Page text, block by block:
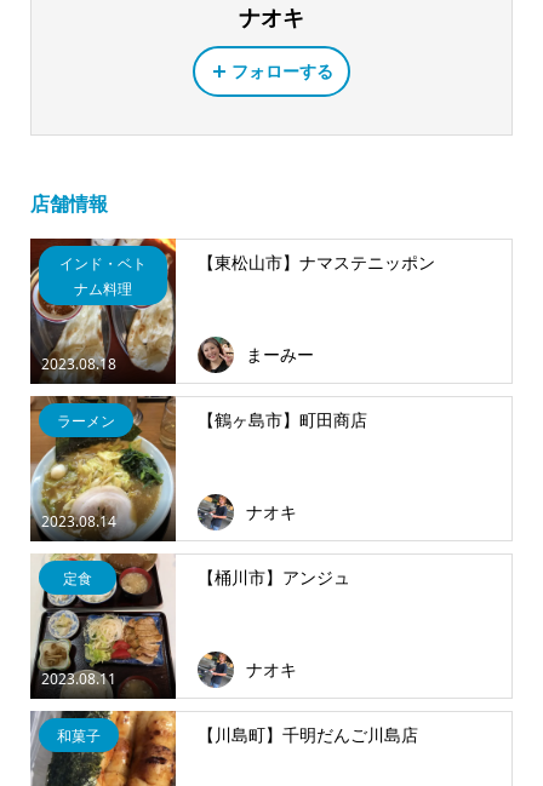
ナオキ
フォローする
店舗情報
2023.08.18
インド・ベト
ナム料理
【東松山市】ナマステニッポン
まーみー
2023.08.14
ラーメン 【鶴ヶ島市】町田商店
ナオキ
2023.08.11
定食 【桶川市】アンジュ
ナオキ
和菓子 【川島町】千明だんご川島店